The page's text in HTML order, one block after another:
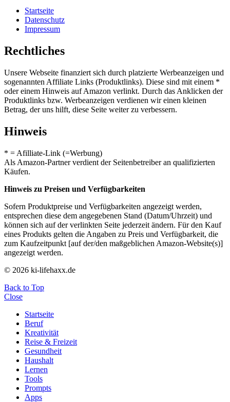
Startseite
Datenschutz
Impressum
Rechtliches
Unsere Webseite finanziert sich durch platzierte Werbeanzeigen und
sogenannten Affiliate Links (Produktlinks). Diese sind mit einem *
oder einem Hinweis auf Amazon verlinkt. Durch das Anklicken der
Produktlinks bzw. Werbeanzeigen verdienen wir einen kleinen
Betrag, der uns hilft, diese Seite weiter zu verbessern.
Hinweis
* = Afilliate-Link (=Werbung)
Als Amazon-Partner verdient der Seitenbetreiber an qualifizierten
Käufen.
Hinweis zu Preisen und Verfügbarkeiten
Sofern Produktpreise und Verfügbarkeiten angezeigt werden,
entsprechen diese dem angegebenen Stand (Datum/Uhrzeit) und
können sich auf der verlinkten Seite jederzeit ändern. Für den Kauf
eines Produkts gelten die Angaben zu Preis und Verfügbarkeit, die
zum Kaufzeitpunkt [auf der/den maßgeblichen Amazon-Website(s)]
angezeigt werden.
© 2026 ki-lifehaxx.de
Back to Top
Close
Startseite
Beruf
Kreativität
Reise & Freizeit
Gesundheit
Haushalt
Lernen
Tools
Prompts
Apps